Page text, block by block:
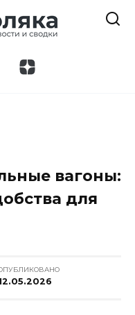
вагоны:
для